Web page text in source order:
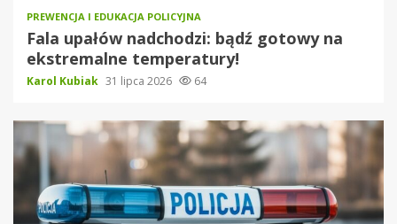
PREWENCJA I EDUKACJA POLICYJNA
Fala upałów nadchodzi: bądź gotowy na
ekstremalne temperatury!
Karol Kubiak 31 lipca 2026 64